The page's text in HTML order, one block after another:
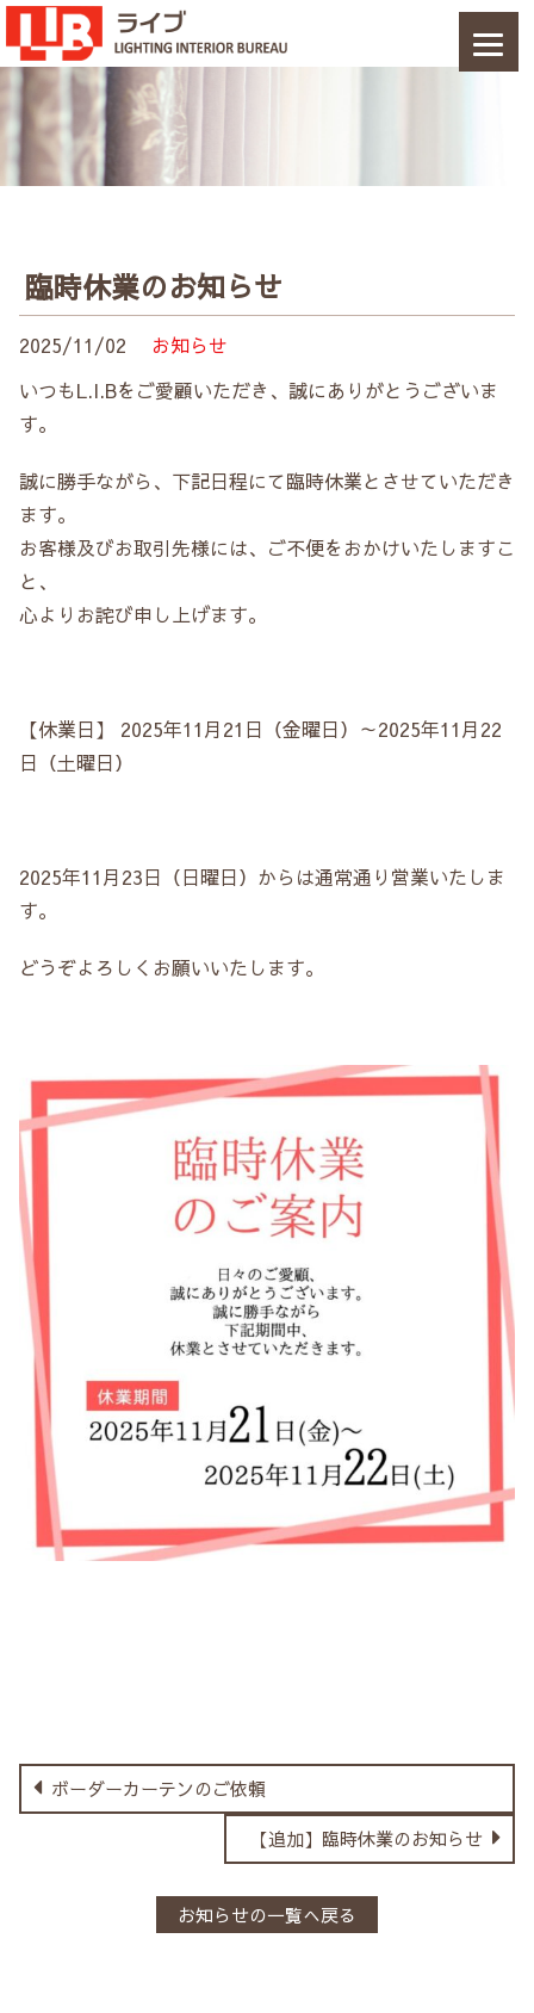
臨時休業のお知らせ
2025/11/02 お知らせ
いつもL.I.Bをご愛顧いただき、誠にありがとうございま
す。
誠に勝手ながら、下記日程にて臨時休業とさせていただき
ます。
お客様及びお取引先様には、ご不便をおかけいたしますこ
と、
心よりお詫び申し上げます。
【休業日】 2025年11月21日（金曜日）～2025年11月22
日（土曜日）
2025年11月23日（日曜日）からは通常通り営業いたしま
す。
どうぞよろしくお願いいたします。
ボーダーカーテンのご依頼
【追加】臨時休業のお知らせ
お知らせの一覧へ戻る